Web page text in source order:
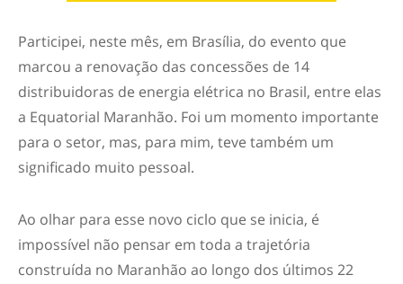
Participei, neste mês, em Brasília, do evento que
marcou a renovação das concessões de 14
distribuidoras de energia elétrica no Brasil, entre elas
a Equatorial Maranhão. Foi um momento importante
para o setor, mas, para mim, teve também um
significado muito pessoal.
Ao olhar para esse novo ciclo que se inicia, é
impossível não pensar em toda a trajetória
construída no Maranhão ao longo dos últimos 22